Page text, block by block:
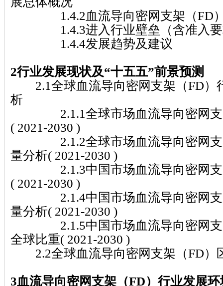
1.4.2血流导向密网支架（FD）
1.4.3进入行业壁垒（含准入要
1.4.4发展趋势及建议
2行业发展现状及“十五五”前景预测
2.1全球血流导向密网支架（FD）
析
2.1.1全球市场血流导向密网支
( 2021-2030 )
2.1.2全球市场血流导向密网支
量分析( 2021-2030 )
2.1.3中国市场血流导向密网支
( 2021-2030 )
2.1.4中国市场血流导向密网支
量分析( 2021-2030 )
2.1.5中国市场血流导向密网支
全球比重( 2021-2030 )
2.2全球血流导向密网支架（FD）
3血流导向密网支架（FD）行业发展